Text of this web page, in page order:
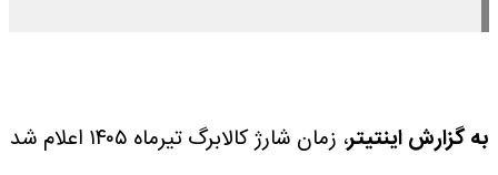
به گزارش اینتیتر
، زمان شارژ کالابرگ تیرماه ۱۴۰۵ اعلام شد